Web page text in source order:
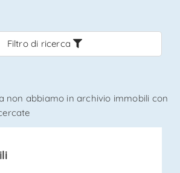
Filtro di ricerca
non abbiamo in archivio immobili con